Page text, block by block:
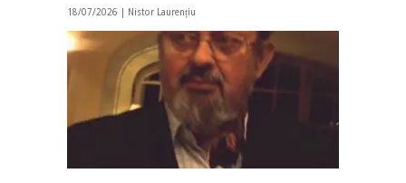
18/07/2026 | Nistor Laurențiu